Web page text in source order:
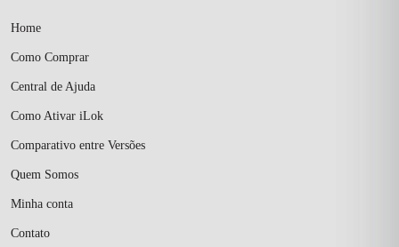
Home
Como Comprar
Central de Ajuda
Como Ativar iLok
Comparativo entre Versões
Quem Somos
Minha conta
Contato